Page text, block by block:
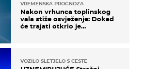
VREMENSKA PROGNOZA
Nakon vrhunca toplinskog
vala stiže osvježenje: Dokad
će trajati otkrio je
VOZILO SLETJELO S CESTE